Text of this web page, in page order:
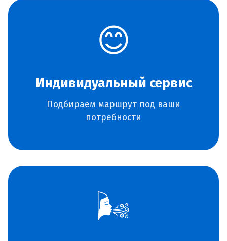
😊
Индивидуальный сервис
Подбираем маршрут под ваши
потребности
🌬️